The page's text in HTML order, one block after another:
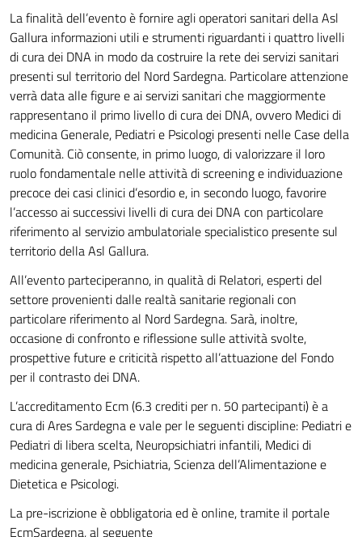
La finalità dell’evento è fornire agli operatori sanitari della Asl
Gallura informazioni utili e strumenti riguardanti i quattro livelli
di cura dei DNA in modo da costruire la rete dei servizi sanitari
presenti sul territorio del Nord Sardegna. Particolare attenzione
verrà data alle figure e ai servizi sanitari che maggiormente
rappresentano il primo livello di cura dei DNA, ovvero Medici di
medicina Generale, Pediatri e Psicologi presenti nelle Case della
Comunità. Ciò consente, in primo luogo, di valorizzare il loro
ruolo fondamentale nelle attività di screening e individuazione
precoce dei casi clinici d’esordio e, in secondo luogo, favorire
l’accesso ai successivi livelli di cura dei DNA con particolare
riferimento al servizio ambulatoriale specialistico presente sul
territorio della Asl Gallura.
All’evento parteciperanno, in qualità di Relatori, esperti del
settore provenienti dalle realtà sanitarie regionali con
particolare riferimento al Nord Sardegna. Sarà, inoltre,
occasione di confronto e riflessione sulle attività svolte,
prospettive future e criticità rispetto all’attuazione del Fondo
per il contrasto dei DNA.
L’accreditamento Ecm (6.3 crediti per n. 50 partecipanti) è a
cura di Ares Sardegna e vale per le seguenti discipline: Pediatri e
Pediatri di libera scelta, Neuropsichiatri infantili, Medici di
medicina generale, Psichiatria, Scienza dell’Alimentazione e
Dietetica e Psicologi.
La pre-iscrizione è obbligatoria ed è online, tramite il portale
EcmSardegna, al seguente